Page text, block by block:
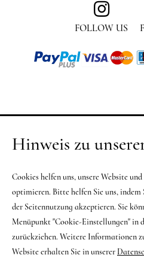
FOLLOW US
Hinweis zu
Cookies helfen uns, unsere Website
optimieren. Bitte helfen Sie uns, indem
der Seitennutzung akzeptieren. Sie
Menüpunkt "Cookie-Einstellungen" in
zurückziehen. Weitere Informationen
Website erhalten Sie in unserer